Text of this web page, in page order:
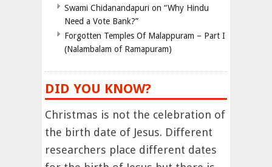
Swami Chidanandapuri on “Why Hindu
Need a Vote Bank?”
Forgotten Temples Of Malappuram – Part I
(Nalambalam of Ramapuram)
DID YOU KNOW?
Christmas is not the celebration of
the birth date of Jesus. Different
researchers place different dates